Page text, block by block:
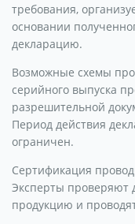
требования,
основании
декларацию.
Возможные схемы
серийного выпуска
разрешительной
Период действия
ограничен.
Сертификация
Эксперты проверяют
продукцию и